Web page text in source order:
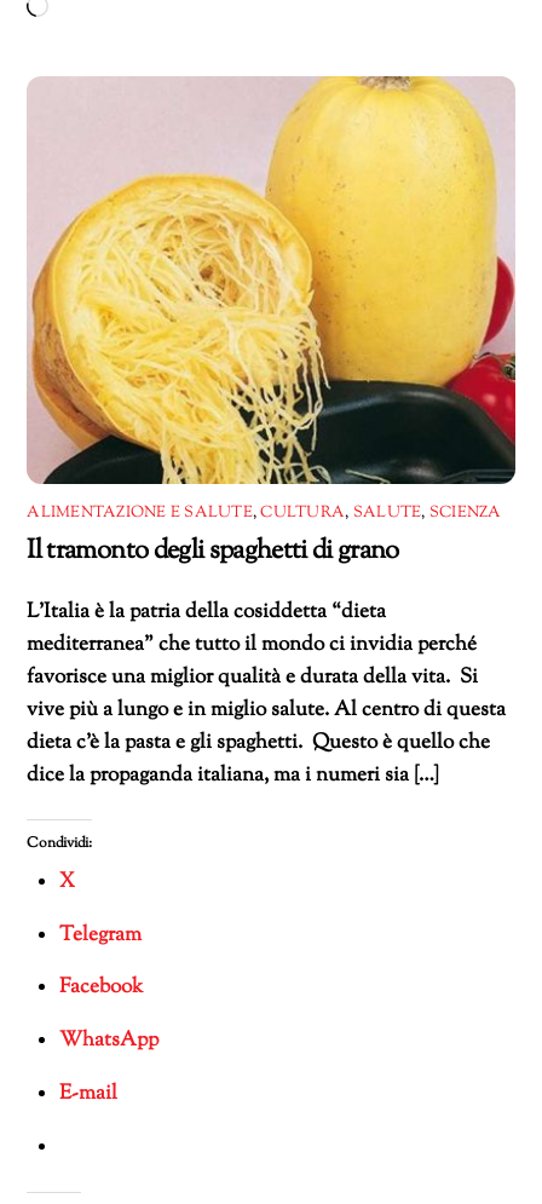
Caricamento
corso…
ALIMENTAZIONE E SALUTE,CULTURA, SALUTE, SCIENZA
Il tramonto degli spaghetti di grano
L’Italia è la patria della cosiddetta “dieta
mediterranea” che tutto il mondo ci invidia perché
favorisce una miglior qualità e durata della vita. Si
vive più a lungo e in miglio salute. Al centro di questa
dieta c’è la pasta e gli spaghetti. Questo è quello che
dice la propaganda italiana, ma i numeri sia […]
Condividi:
X
Telegram
Facebook
WhatsApp
E-mail